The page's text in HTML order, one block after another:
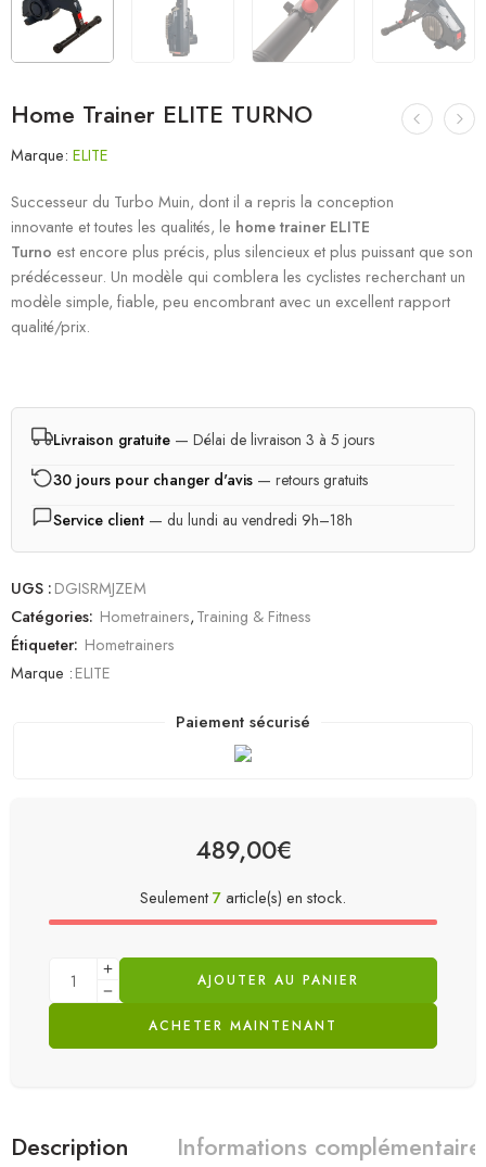
Home Trainer ELITE TURNO
Marque: ELITE
Successeur du Turbo Muin, dont il a repris la conception
innovante et toutes les qualités, le home trainer ELITE
Turno est encore plus précis, plus silencieux et plus puissant que son
prédécesseur. Un modèle qui comblera les cyclistes recherchant un
modèle simple, fiable, peu encombrant avec un excellent rapport
qualité/prix.
Livraison gratuite — Délai de livraison 3 à 5 jours
30 jours pour changer d'avis — retours gratuits
Service client — du lundi au vendredi 9h–18h
UGS :DGISRMJZEM
Catégories: Hometrainers,Training & Fitness
Étiqueter: Hometrainers
Marque :ELITE
Paiement sécurisé
489,00€
Seulement7article(s) en stock.
AJOUTER AU PANIER
ACHETER MAINTENANT
Description Informations